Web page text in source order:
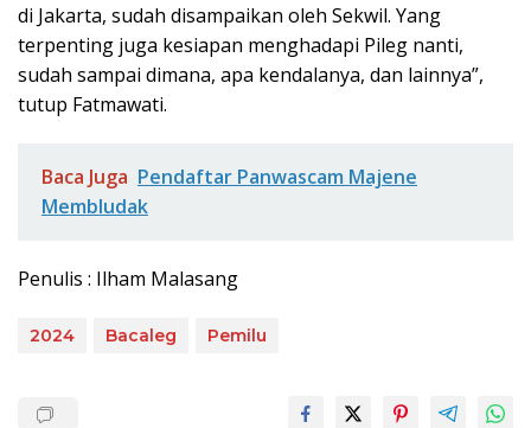
di Jakarta, sudah disampaikan oleh Sekwil. Yang
terpenting juga kesiapan menghadapi Pileg nanti,
sudah sampai dimana, apa kendalanya, dan lainnya”,
tutup Fatmawati.
Baca Juga Pendaftar Panwascam Majene
Membludak
Penulis : Ilham Malasang
2024 Bacaleg Pemilu